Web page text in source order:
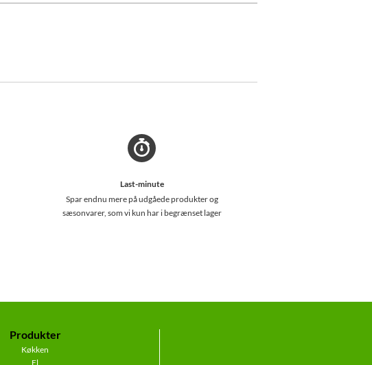
Last-minute
Spar endnu mere på udgåede produkter og
sæsonvarer, som vi kun har i begrænset lager
Produkter
Køkken
El